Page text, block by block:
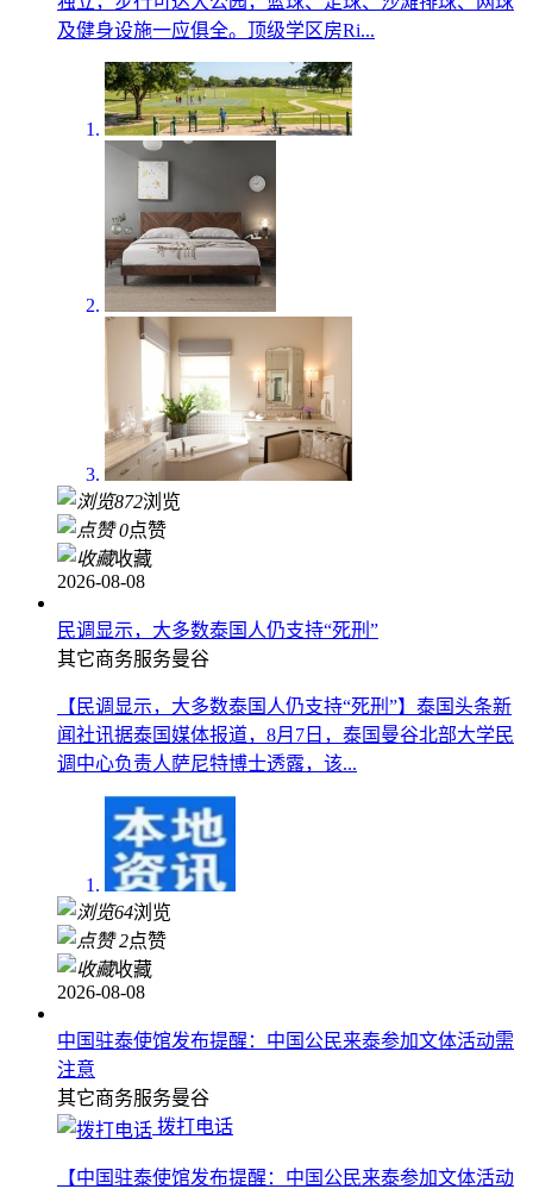
及健身设施一应俱全。顶级学区房Ri...
872浏览
0点赞
收藏
2026-08-08
民调显示，大多数泰国人仍支持“死刑”
其它商务服务曼谷
【民调显示，大多数泰国人仍支持“死刑”】泰国头条新
闻社讯据泰国媒体报道，8月7日，泰国曼谷北部大学民
调中心负责人萨尼特博士透露，该...
64浏览
2点赞
收藏
2026-08-08
中国驻泰使馆发布提醒：中国公民来泰参加文体活动需
注意
其它商务服务曼谷
拨打电话
【中国驻泰使馆发布提醒：中国公民来泰参加文体活动